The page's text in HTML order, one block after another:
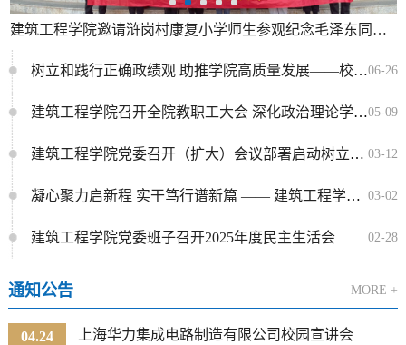
建筑工程学院邀请浒岗村康复小学师生参观纪念毛泽东同志诞辰130周年全国书法作品邀请展
06-26
树立和践行正确政绩观 助推学院高质量发展——校党委常委、纪委书记彭西洪深入学院开展专题党课学习
05-09
建筑工程学院召开全院教职工大会 深化政治理论学习 筑牢师德师风根基
03-12
建筑工程学院党委召开（扩大）会议部署启动树立和践行正确政绩观学习教育工作
03-02
凝心聚力启新程 实干笃行谱新篇 —— 建筑工程学院召开 2026 年新学期全院教职工大会
02-28
建筑工程学院党委班子召开2025年度民主生活会
通知公告 MORE +
04.24 上海华力集成电路制造有限公司校园宣讲会